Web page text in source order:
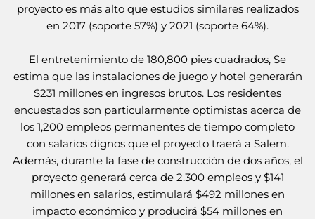
proyecto es más alto que estudios similares realizados
en 2017 (soporte 57%) y 2021 (soporte 64%).
El entretenimiento de 180,800 pies cuadrados, Se
estima que las instalaciones de juego y hotel generarán
$231 millones en ingresos brutos. Los residentes
encuestados son particularmente optimistas acerca de
los 1,200 empleos permanentes de tiempo completo
con salarios dignos que el proyecto traerá a Salem.
Además, durante la fase de construcción de dos años, el
proyecto generará cerca de 2.300 empleos y $141
millones en salarios, estimulará $492 millones en
impacto económico y producirá $54 millones en